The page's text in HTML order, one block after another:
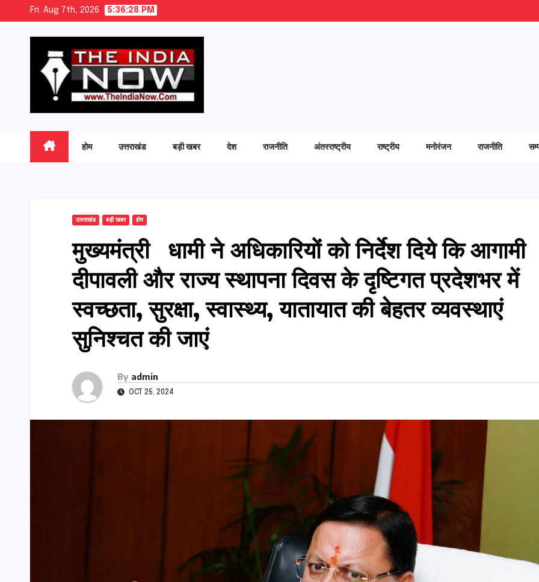
Fri. Aug 7th, 2026 5:36:30 PM
होम उत्तराखंड बड़ी खबर देश राजनीति अंतरराष्ट्रीय राष्ट्रीय मनोरंजन राजनीति
उत्तराखंड बड़ी खबर होम
मुख्यमंत्री धामी ने अधिकारियों को निर्देश दिये कि आगामी
दीपावली और राज्य स्थापना दिवस के दृष्टिगत प्रदेशभर में
स्वच्छता, सुरक्षा, स्वास्थ्य, यातायात की बेहतर व्यवस्थाएं
सुनिश्चत की जाएं
By admin
OCT 25, 2024